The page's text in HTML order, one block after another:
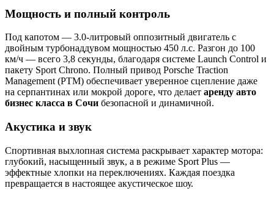
Мощность и полный контроль
Под капотом — 3.0-литровый оппозитный двигатель с
двойным турбонаддувом мощностью 450 л.с. Разгон до 100
км/ч — всего 3,8 секунды, благодаря системе Launch Control и
пакету Sport Chrono. Полный привод Porsche Traction
Management (PTM) обеспечивает уверенное сцепление даже
на серпантинах или мокрой дороге, что делает аренду авто
бизнес класса в Сочи безопасной и динамичной.
Акустика и звук
Спортивная выхлопная система раскрывает характер мотора:
глубокий, насыщенный звук, а в режиме Sport Plus —
эффектные хлопки на переключениях. Каждая поездка
превращается в настоящее акустическое шоу.